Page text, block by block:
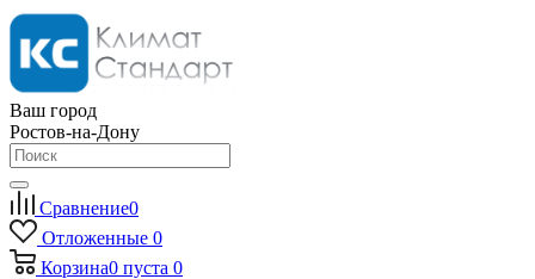
Ваш город
Ростов-на-Дону
Сравнение0
Отложенные 0
Корзина0 пуста 0